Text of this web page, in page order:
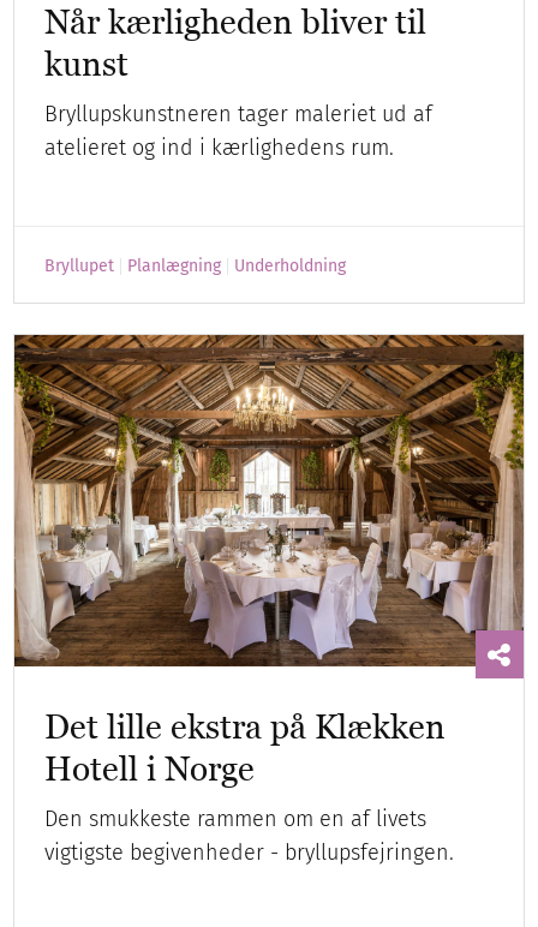
Når kærligheden bliver til
kunst
Bryllupskunstneren tager maleriet ud af
atelieret og ind i kærlighedens rum.
Bryllupet Planlægning Underholdning
Det lille ekstra på Klækken
Hotell i Norge
Den smukkeste rammen om en af livets
vigtigste begivenheder - bryllupsfejringen.